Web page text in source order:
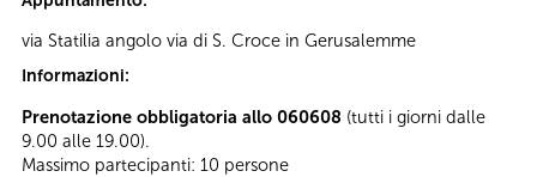
via Statilia angolo via di S. Croce in Gerusalemme
Informazioni:
Prenotazione obbligatoria allo 060608 (tutti i giorni dalle
9.00 alle 19.00).
Massimo partecipanti: 10 persone